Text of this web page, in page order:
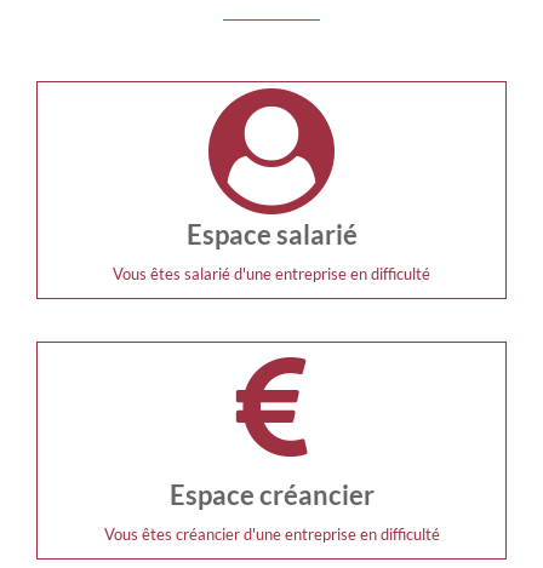
Espace salarié
Vous êtes salarié d'une entreprise en difficulté
Espace créancier
Vous êtes créancier d'une entreprise en difficulté